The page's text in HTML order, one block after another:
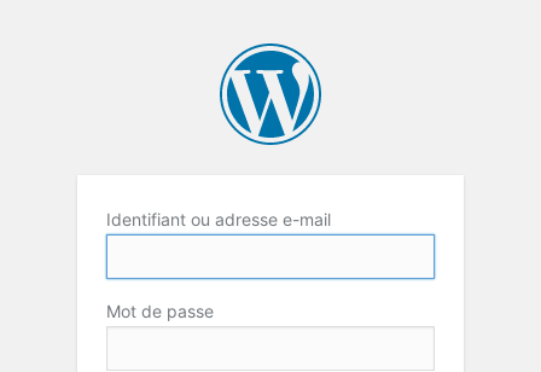
Identifiant ou adresse e-mail
Mot de passe